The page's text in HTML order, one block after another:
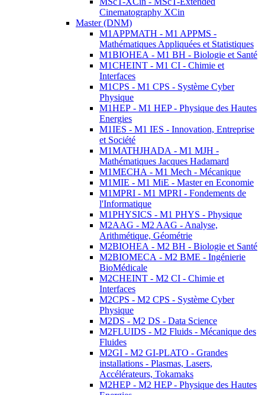
Cinematography XCin
Master (DNM)
M1APPMATH - M1 APPMS -
Mathématiques Appliquées et Statistiques
M1BIOHEA - M1 BH - Biologie et Santé
M1CHEINT - M1 CI - Chimie et
Interfaces
M1CPS - M1 CPS - Système Cyber
Physique
M1HEP - M1 HEP - Physique des Hautes
Energies
M1IES - M1 IES - Innovation, Entreprise
et Société
M1MATHJHADA - M1 MJH -
Mathématiques Jacques Hadamard
M1MECHA - M1 Mech - Mécanique
M1MIE - M1 MiE - Master en Economie
M1MPRI - M1 MPRI - Fondements de
l'Informatique
M1PHYSICS - M1 PHYS - Physique
M2AAG - M2 AAG - Analyse,
Arithmétique, Géométrie
M2BIOHEA - M2 BH - Biologie et Santé
M2BIOMECA - M2 BME - Ingénierie
BioMédicale
M2CHEINT - M2 CI - Chimie et
Interfaces
M2CPS - M2 CPS - Système Cyber
Physique
M2DS - M2 DS - Data Science
M2FLUIDS - M2 Fluids - Mécanique des
Fluides
M2GI - M2 GI-PLATO - Grandes
installations - Plasmas, Lasers,
Accélérateurs, Tokamaks
M2HEP - M2 HEP - Physique des Hautes